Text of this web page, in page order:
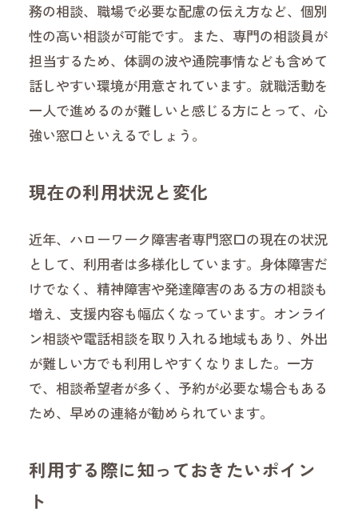
務の相談、職場で必要な配慮の伝え方など、個別
性の高い相談が可能です。また、専門の相談員が
担当するため、体調の波や通院事情なども含めて
話しやすい環境が用意されています。就職活動を
一人で進めるのが難しいと感じる方にとって、心
強い窓口といえるでしょう。
現在の利用状況と変化
近年、ハローワーク障害者専門窓口の現在の状況
として、利用者は多様化しています。身体障害だ
けでなく、精神障害や発達障害のある方の相談も
増え、支援内容も幅広くなっています。オンライ
ン相談や電話相談を取り入れる地域もあり、外出
が難しい方でも利用しやすくなりました。一方
で、相談希望者が多く、予約が必要な場合もある
ため、早めの連絡が勧められています。
利用する際に知っておきたいポイン
ト